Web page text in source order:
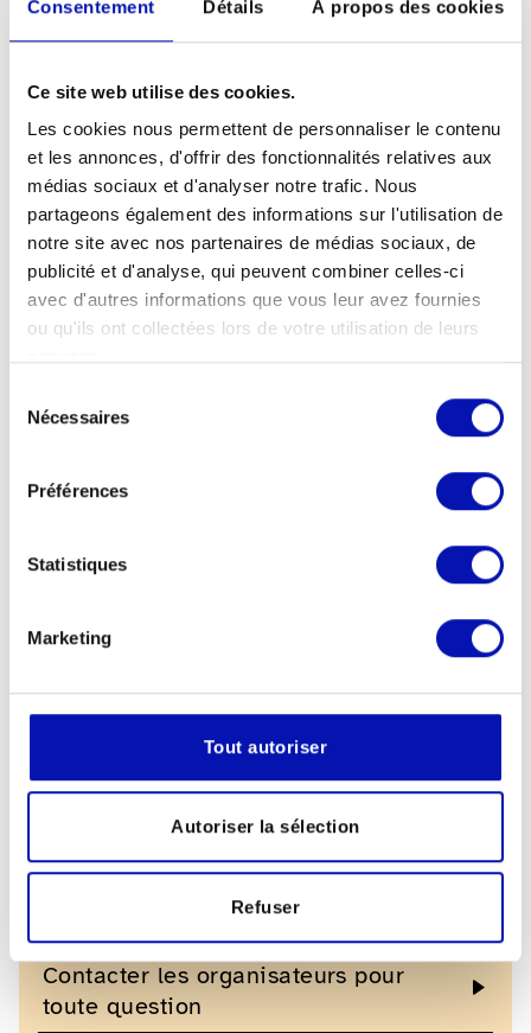
Consentement Détails À propos des cookies
Ce site web utilise des cookies.
Les cookies nous permettent de personnaliser le contenu
et les annonces, d'offrir des fonctionnalités relatives aux
médias sociaux et d'analyser notre trafic. Nous
partageons également des informations sur l'utilisation de
notre site avec nos partenaires de médias sociaux, de
publicité et d'analyse, qui peuvent combiner celles-ci
avec d'autres informations que vous leur avez fournies
ou qu'ils ont collectées lors de votre utilisation de leurs
Nécessaires
Préférences
Statistiques
Marketing
Tout autoriser
Autoriser la sélection
Refuser
activement la
manifestation?
Créez des affiches et des panneaux avec
votre message sur l’inclusion, la
participation et l’égalité des personnes
handicapées et apportez-les. Et: invitez
également vos amis, votre famille et vos
connaissances!
Si vous souhaitez aider au montage ou au
les organisateurs se feront un plaisir de
zueri.ch
Téléchargements
Dépliant de l'événement (en
manifestation (en allemand)
Contacter les organisateurs pour
toute question